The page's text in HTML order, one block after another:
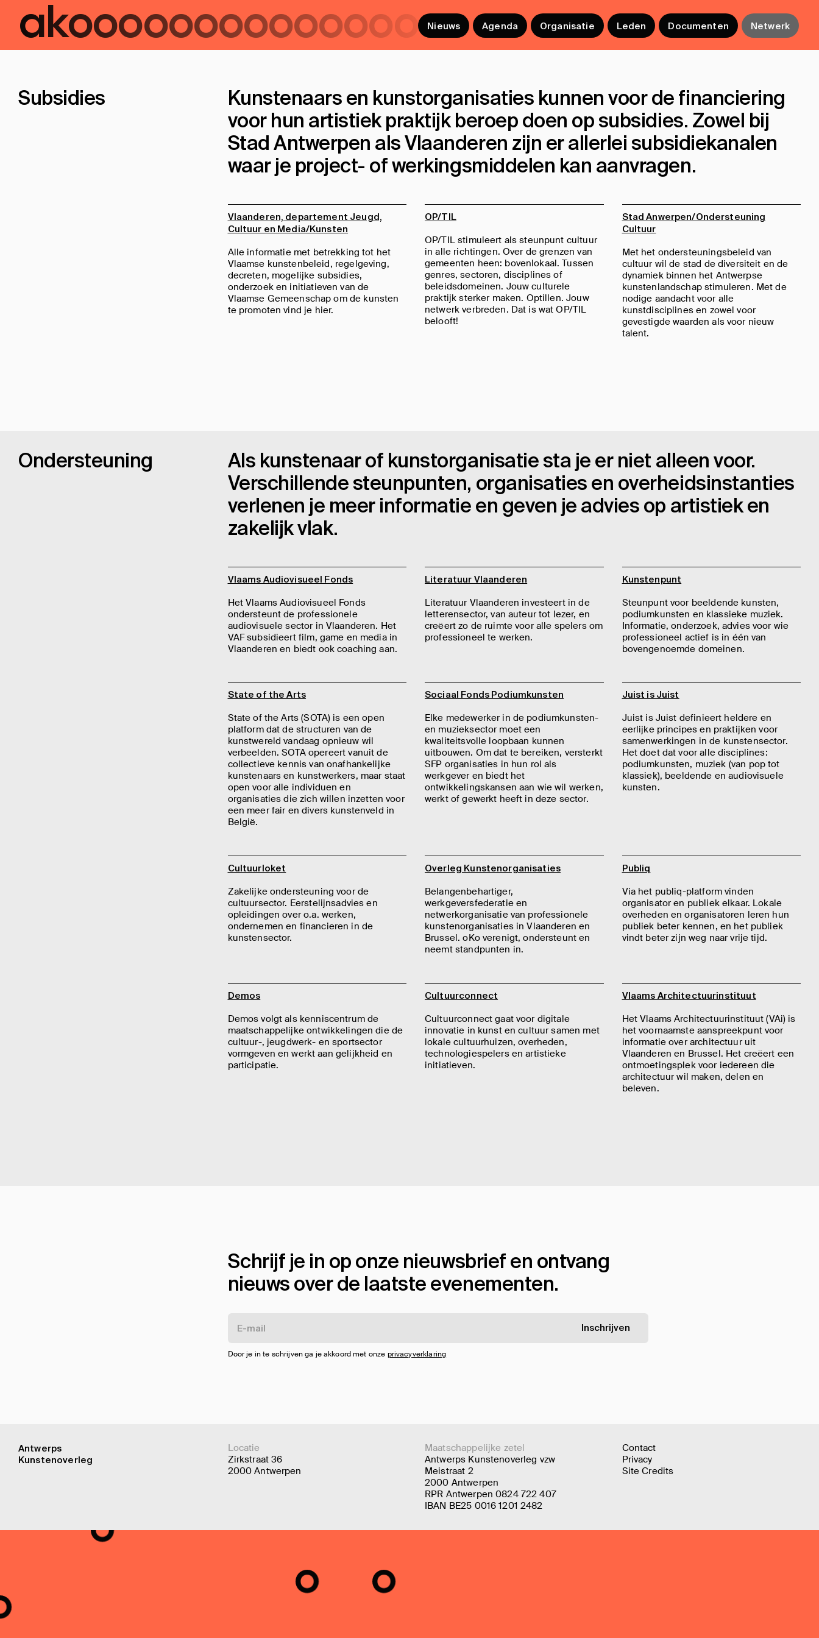
ako Nieuws Agenda Organisatie Leden Documenten Netwerk
Subsidies
Kunstenaars en kunstorganisaties kunnen voor de financiering
voor hun artistiek praktijk beroep doen op subsidies. Zowel bij
Stad Antwerpen als Vlaanderen zijn er allerlei subsidiekanalen
waar je project- of werkingsmiddelen kan aanvragen.
Vlaanderen, departement Jeugd,
Cultuur en Media/Kunsten
Alle informatie met betrekking tot het
Vlaamse kunstenbeleid, regelgeving,
decreten, mogelijke subsidies,
onderzoek en initiatieven van de
Vlaamse Gemeenschap om de kunsten
te promoten vind je hier.
OP/TIL
OP/TIL stimuleert als steunpunt cultuur
in alle richtingen. Over de grenzen van
gemeenten heen: bovenlokaal. Tussen
genres, sectoren, disciplines of
beleidsdomeinen. Jouw culturele
praktijk sterker maken. Optillen. Jouw
netwerk verbreden. Dat is wat OP/TIL
belooft!
Stad Anwerpen/Ondersteuning
Cultuur
Met het ondersteuningsbeleid van
cultuur wil de stad de diversiteit en de
dynamiek binnen het Antwerpse
kunstenlandschap stimuleren. Met de
nodige aandacht voor alle
kunstdisciplines en zowel voor
gevestigde waarden als voor nieuw
talent.
Ondersteuning
Als kunstenaar of kunstorganisatie sta je er niet alleen voor.
Verschillende steunpunten, organisaties en overheidsinstanties
verlenen je meer informatie en geven je advies op artistiek en
zakelijk vlak.
Vlaams Audiovisueel Fonds
Het Vlaams Audiovisueel Fonds
ondersteunt de professionele
audiovisuele sector in Vlaanderen. Het
VAF subsidieert film, game en media in
Vlaanderen en biedt ook coaching aan.
Literatuur Vlaanderen
Literatuur Vlaanderen investeert in de
letterensector, van auteur tot lezer, en
creëert zo de ruimte voor alle spelers om
professioneel te werken.
Kunstenpunt
Steunpunt voor beeldende kunsten,
podiumkunsten en klassieke muziek.
Informatie, onderzoek, advies voor wie
professioneel actief is in één van
bovengenoemde domeinen.
State of the Arts
State of the Arts (SOTA) is een open
platform dat de structuren van de
kunstwereld vandaag opnieuw wil
verbeelden. SOTA opereert vanuit de
collectieve kennis van onafhankelijke
kunstenaars en kunstwerkers, maar staat
open voor alle individuen en
organisaties die zich willen inzetten voor
een meer fair en divers kunstenveld in
België.
Sociaal Fonds Podiumkunsten
Elke medewerker in de podiumkunsten-
en muzieksector moet een
kwaliteitsvolle loopbaan kunnen
uitbouwen. Om dat te bereiken, versterkt
SFP organisaties in hun rol als
werkgever en biedt het
ontwikkelingskansen aan wie wil werken,
werkt of gewerkt heeft in deze sector.
Juist is Juist
Juist is Juist definieert heldere en
eerlijke principes en praktijken voor
samenwerkingen in de kunstensector.
Het doet dat voor alle disciplines:
podiumkunsten, muziek (van pop tot
klassiek), beeldende en audiovisuele
kunsten.
Cultuurloket
Zakelijke ondersteuning voor de
cultuursector. Eerstelijnsadvies en
opleidingen over o.a. werken,
ondernemen en financieren in de
kunstensector.
Overleg Kunstenorganisaties
Belangenbehartiger,
werkgeversfederatie en
netwerkorganisatie van professionele
kunstenorganisaties in Vlaanderen en
Brussel. oKo verenigt, ondersteunt en
neemt standpunten in.
Publiq
Via het publiq-platform vinden
organisator en publiek elkaar. Lokale
overheden en organisatoren leren hun
publiek beter kennen, en het publiek
vindt beter zijn weg naar vrije tijd.
Demos
Demos volgt als kenniscentrum de
maatschappelijke ontwikkelingen die de
cultuur-, jeugdwerk- en sportsector
vormgeven en werkt aan gelijkheid en
participatie.
Cultuurconnect
Cultuurconnect gaat voor digitale
innovatie in kunst en cultuur samen met
lokale cultuurhuizen, overheden,
technologiespelers en artistieke
initiatieven.
Vlaams Architectuurinstituut
Het Vlaams Architectuurinstituut (VAi) is
het voornaamste aanspreekpunt voor
informatie over architectuur uit
Vlaanderen en Brussel. Het creëert een
ontmoetingsplek voor iedereen die
architectuur wil maken, delen en
beleven.
Schrijf je in op onze nieuwsbrief en ontvang
nieuws over de laatste evenementen.
Inschrijven
Door je in te schrijven ga je akkoord met onze privacyverklaring
Antwerps
Kunstenoverleg
Locatie
Zirkstraat 36
2000 Antwerpen
Maatschappelijke zetel
Antwerps Kunstenoverleg vzw
Meistraat 2
2000 Antwerpen
RPR Antwerpen 0824 722 407
IBAN BE25 0016 1201 2482
Contact
Privacy
Site Credits